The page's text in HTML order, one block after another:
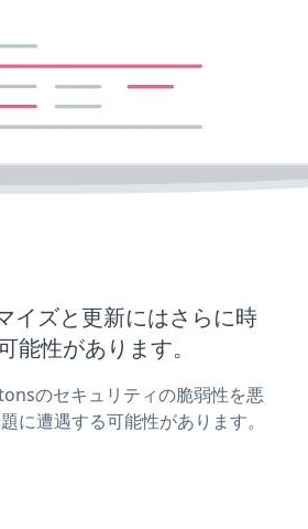
ズと更新にはさらに時
性があります。
のセキュリティの脆弱性を悪
に遭遇する可能性があります。